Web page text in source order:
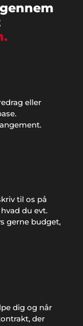
og
ideer og
sikkert
fest var et
musik, der
både for
valgt at
bookede
og vi skulle
eller
til os på
du evt.
gerne budget,
dig og når
der